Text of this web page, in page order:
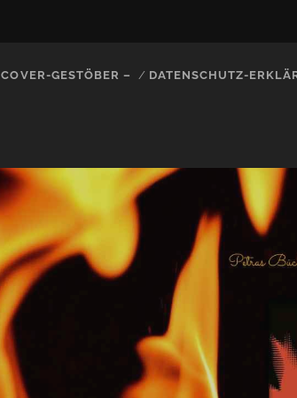
COVER-GESTÖBER – DATENSCHUTZ-